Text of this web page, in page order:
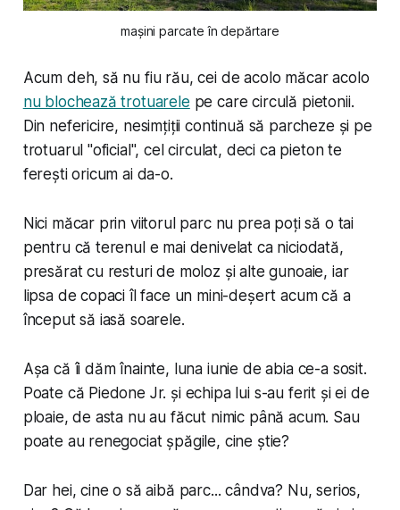
mașini parcate în depărtare
Acum deh, să nu fiu rău, cei de acolo măcar acolo
nu blochează trotuarele pe care circulă pietonii.
Din nefericire, nesimțiții continuă să parcheze și pe
trotuarul "oficial", cel circulat, deci ca pieton te
ferești oricum ai da-o.
Nici măcar prin viitorul parc nu prea poți să o tai
pentru că terenul e mai denivelat ca niciodată,
presărat cu resturi de moloz și alte gunoaie, iar
lipsa de copaci îl face un mini-deșert acum că a
început să iasă soarele.
Așa că îi dăm înainte, luna iunie de abia ce-a sosit.
Poate că Piedone Jr. și echipa lui s-au ferit și ei de
ploaie, de asta nu au făcut nimic până acum. Sau
poate au renegociat șpăgile, cine știe?
Dar hei, cine o să aibă parc... cândva? Nu, serios,